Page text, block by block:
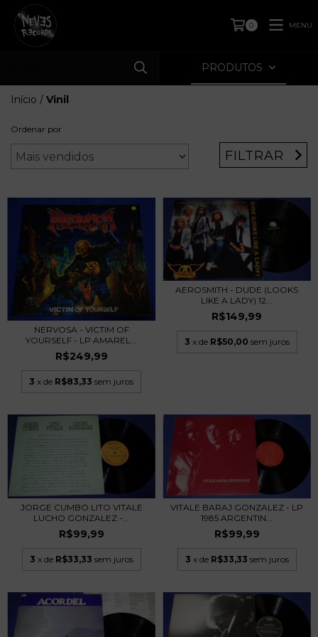
0 MENU
PRODUTOS
Início / Vinil
Ordenar por
FILTRAR
NERVOSA - VICTIM OF
YOURSELF - LP AMAREL...
R$249,99
3 x de R$83,33 sem juros
AEROSMITH - DUDE (LOOKS
LIKE A LADY) 12...
R$149,99
3 x de R$50,00 sem juros
JORGE CUMBO LITO VITALE
LUCHO GONZALEZ -...
R$99,99
3 x de R$33,33 sem juros
VITALE BARAJ GONZALEZ - LP
1985 ARGENTIN...
R$99,99
3 x de R$33,33 sem juros